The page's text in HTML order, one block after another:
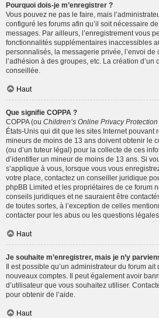
Pourquoi dois-je m’enregistrer ?
Vous pouvez ne pas le faire, mais
configuré les forums afin qu’il soit nécessaire
messages. Par ailleurs, l’enregistrement vous
fonctionnalités supplémentaires inaccessibles
personnalisés, la messagerie privée, l’envoi de
l’adhésion à des groupes, etc. La création d’un
conseillée.
Haut
Que signifie COPPA ?
COPPA (ou Children’s Online Privacy Protection
États-Unis qui dit que les sites Internet pouvant
mineurs de moins de 13 ans doivent obtenir le
(ou d’un tuteur légal) pour la collecte de ces
d’identifier un mineur de moins de 13 ans. Si
s’applique à vous, lorsque vous vous
votre place, contactez un conseiller juridique
phpBB Limited et les propriétaires de ce forum
conseils juridiques et ne sauraient être
de toutes sortes, à l’exception de celles
contacter pour les abus ou les questions
Haut
Je souhaite m’enregistrer, mais je n’y
Il est possible qu’un administrateur du forum
nouveaux comptes. Il peut également avoir
d’utilisateur que vous souhaitez utiliser.
pour obtenir de l’aide.
Haut